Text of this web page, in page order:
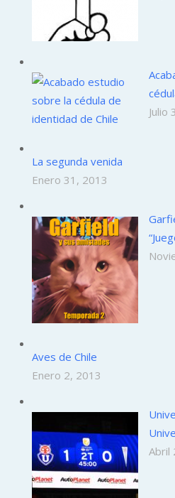
Julio
La segunda venida
Enero 31, 2013
Aves de Chile
Enero 2, 2013
Abril